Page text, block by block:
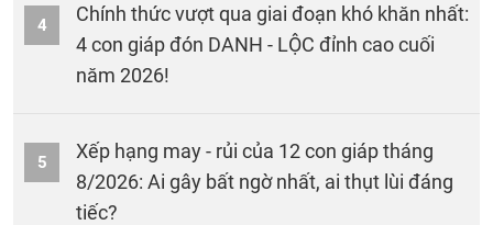
4
Chính thức vượt qua giai đoạn khó khăn nhất:
4 con giáp đón DANH - LỘC đỉnh cao cuối
năm 2026!
5
Xếp hạng may - rủi của 12 con giáp tháng
8/2026: Ai gây bất ngờ nhất, ai thụt lùi đáng
tiếc?